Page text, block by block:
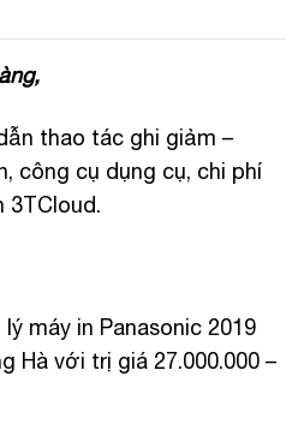
thao tác ghi giảm –
công cụ dụng cụ, chi phí
3TCloud.
máy in Panasonic 2019
Hà với trị giá 27.000.000 –